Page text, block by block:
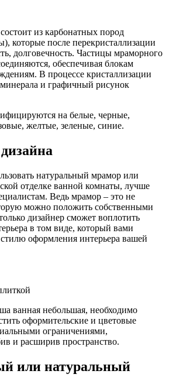
из карбонатных пород
которые после перекристаллизации
долговечность. Частицы мраморного
обеспечивая блокам
В процессе кристаллизации
и графичный рисунок
на белые, черные,
желтые, зеленые, синие.
натуральный мрамор или
отделке ванной комнаты, лучше
Ведь мрамор – это не
можно положить собственными
дизайнер сможет воплотить
в том виде, который вами
оформления интерьера вашей
ванная небольшая, необходимо
оформительские и цветовые
ограничениями,
и расширив пространство.
или натуральный